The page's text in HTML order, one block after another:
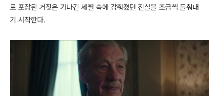
로 포장된 거짓은 기나긴 세월 속에 감춰졌던 진실을 조금씩 들춰내
기 시작한다.